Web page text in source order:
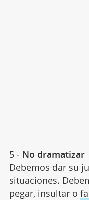
5 - No dramatizar
Debemos dar su
situaciones.
pegar, insultar o